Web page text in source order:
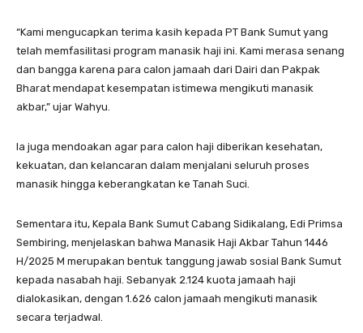
“Kami mengucapkan terima kasih kepada PT Bank Sumut yang
telah memfasilitasi program manasik haji ini. Kami merasa senang
dan bangga karena para calon jamaah dari Dairi dan Pakpak
Bharat mendapat kesempatan istimewa mengikuti manasik
akbar,” ujar Wahyu.
Ia juga mendoakan agar para calon haji diberikan kesehatan,
kekuatan, dan kelancaran dalam menjalani seluruh proses
manasik hingga keberangkatan ke Tanah Suci.
Sementara itu, Kepala Bank Sumut Cabang Sidikalang, Edi Primsa
Sembiring, menjelaskan bahwa Manasik Haji Akbar Tahun 1446
H/2025 M merupakan bentuk tanggung jawab sosial Bank Sumut
kepada nasabah haji. Sebanyak 2.124 kuota jamaah haji
dialokasikan, dengan 1.626 calon jamaah mengikuti manasik
secara terjadwal.